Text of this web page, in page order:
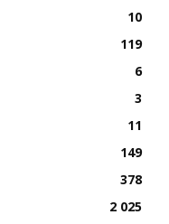
10
119
6
3
11
149
378
2 025